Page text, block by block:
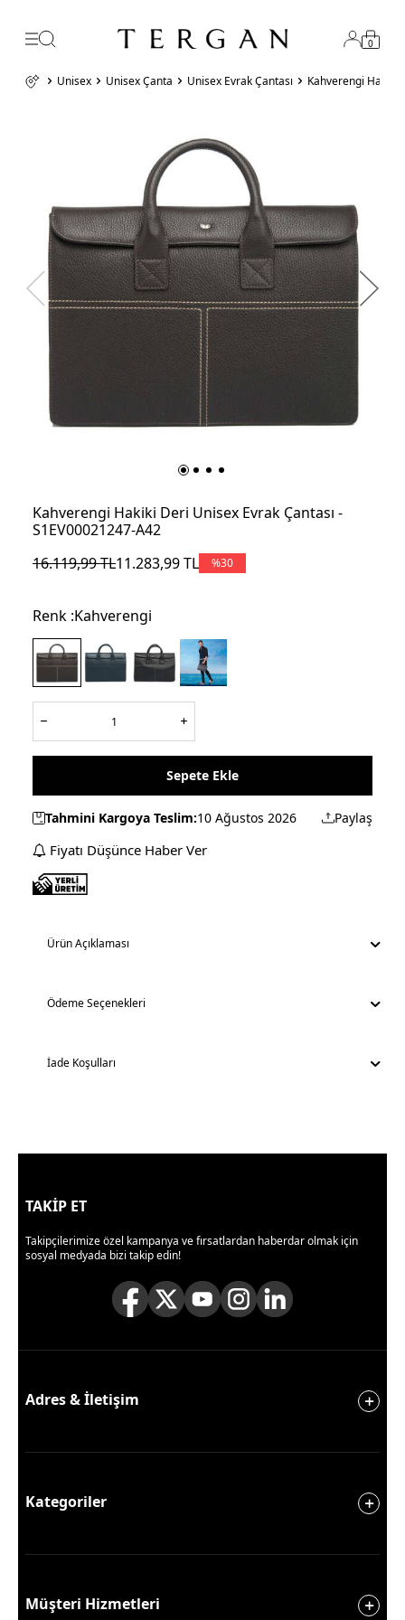
0
Unisex Unisex Çanta Unisex Evrak Çantası Kahverengi Hakiki
Kahverengi Hakiki Deri Unisex Evrak Çantası -
S1EV00021247-A42
16.119,99TL11.283,99TL %30
Renk :Kahverengi
Sepete Ekle
Tahmini Kargoya Teslim:10 Ağustos 2026 Paylaş
Fiyatı Düşünce Haber Ver
Ürün Açıklaması
Ödeme Seçenekleri
İade Koşulları
TAKİP ET
Takipçilerimize özel kampanya ve fırsatlardan haberdar olmak için
sosyal medyada bizi takip edin!
Adres & İletişim
Kategoriler
Müşteri Hizmetleri